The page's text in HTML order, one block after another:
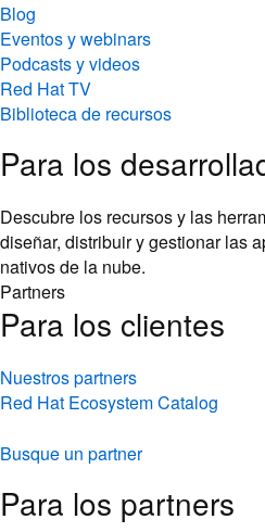
Blog
Eventos y webinars
Podcasts y videos
Red Hat TV
Biblioteca de recursos
Para los
Descubre los recursos y las
diseñar, distribuir y gestionar las
nativos de la nube.
Partners
Para los clientes
Nuestros partners
Red Hat Ecosystem Catalog
Busque un partner
Para los partners